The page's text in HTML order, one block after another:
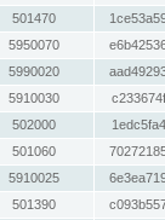
501470
5950070
5990020
5910030
502000
501060
5910025
501390